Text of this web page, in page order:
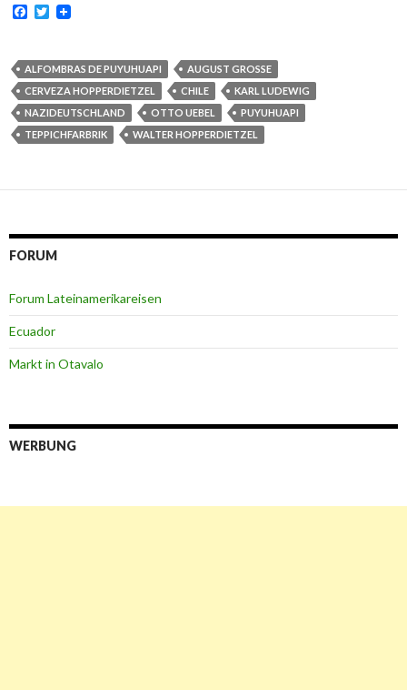
F
b
o
o
k
T
t
e
r
ALFOMBRAS DE PUYUHUAPI
AUGUST GROSSE
CERVEZA HOPPERDIETZEL
CHILE
KARL LUDEWIG
NAZIDEUTSCHLAND
OTTO UEBEL
PUYUHUAPI
TEPPICHFARBRIK
WALTER HOPPERDIETZEL
FORUM
Forum Lateinamerikareisen
Ecuador
Markt in Otavalo
WERBUNG